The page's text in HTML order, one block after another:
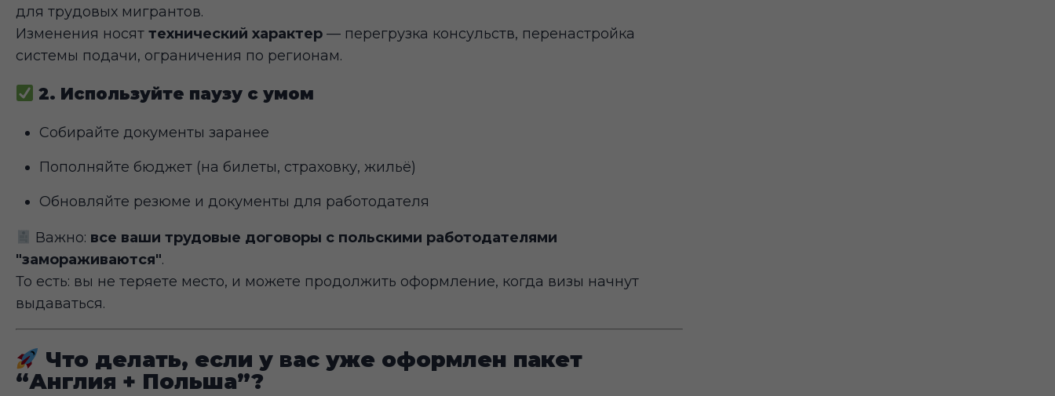
для трудовых мигрантов.
Изменения носят технический характер— перегрузка консульств, перенастройка
системы подачи, ограничения по регионам.
2. Используйте паузу с умом
Собирайте документы заранее
Пополняйте бюджет (на билеты, страховку, жильё)
Обновляйте резюме и документы для работодателя
Важно: все ваши трудовые договоры с польскими работодателями
"замораживаются".
То есть: вы не теряете место, и можете продолжить оформление, когда визы начнут
выдаваться.
Что делать, если у вас уже оформлен пакет
“Англия + Польша”?